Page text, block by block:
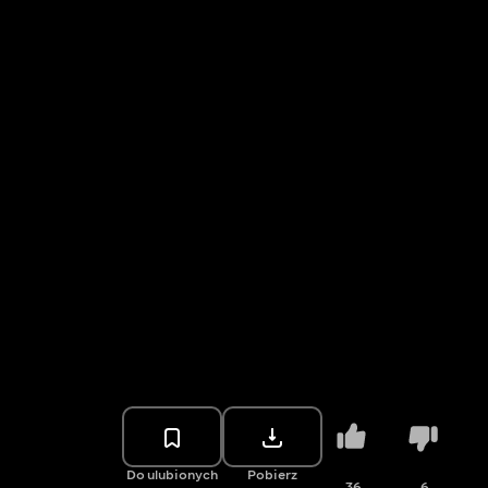
Do ulubionych Pobierz